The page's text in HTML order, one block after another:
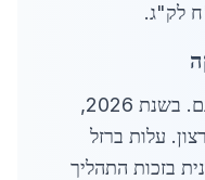
אחריות שנה, שירותי תיקון חינם. בשנת 2026,
עלות ברזל
בזכות התהליך